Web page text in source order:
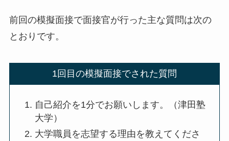
前回の模擬面接で面接官が行った主な質問は次の
とおりです。
1回目の模擬面接でされた質問
自己紹介を1分でお願いします。（津田塾
大学）
大学職員を志望する理由を教えてくださ